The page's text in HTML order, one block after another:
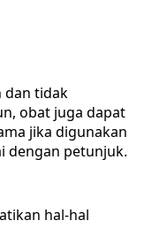
dan tidak
obat juga dapat
jika digunakan
dengan petunjuk.
hal-hal